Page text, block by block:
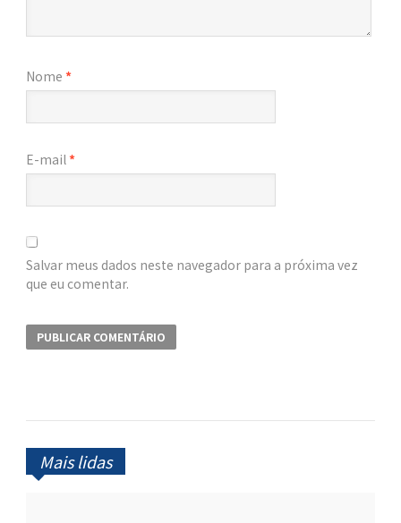
Nome *
E-mail *
Salvar meus dados neste navegador para a próxima vez
que eu comentar.
Mais lidas